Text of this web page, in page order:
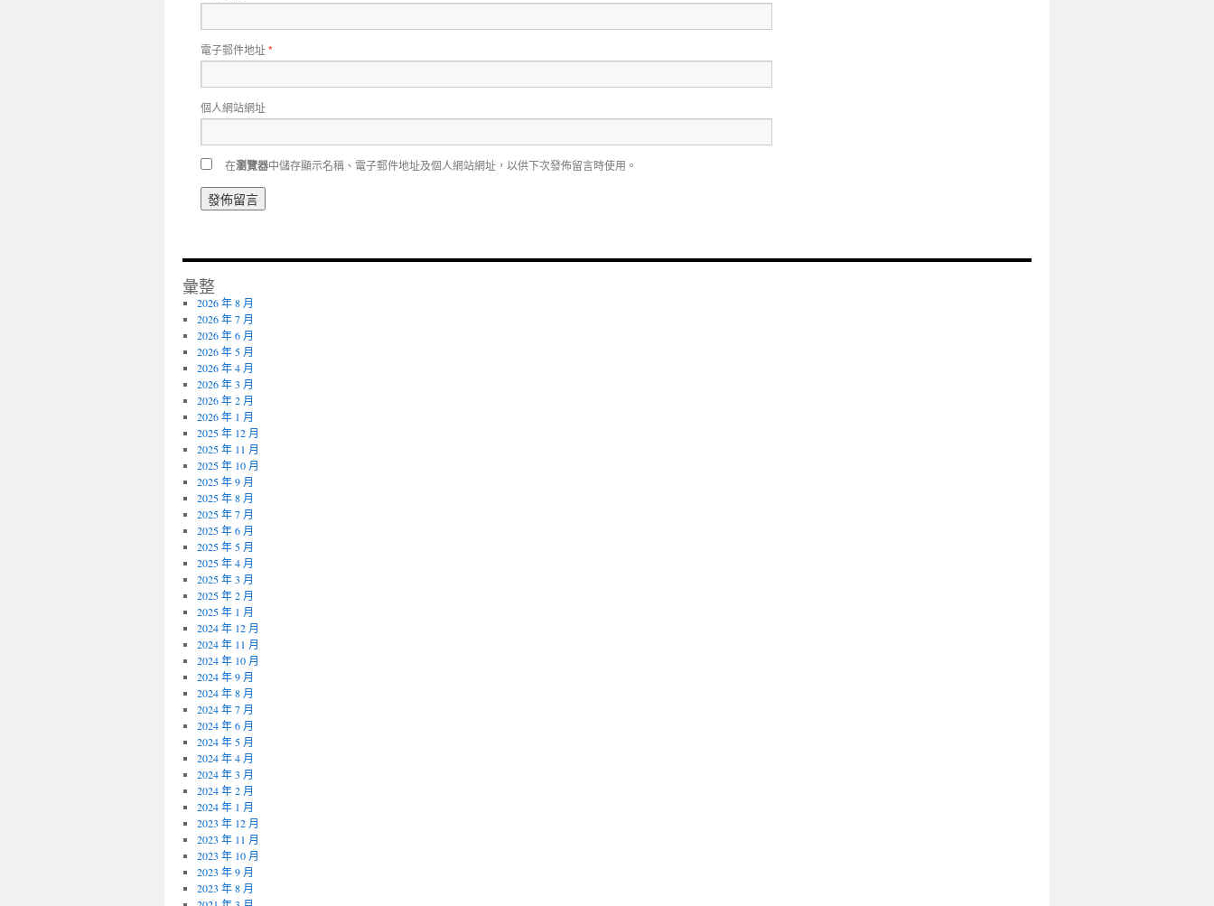
電子郵件地址*
個人網站網址
在瀏覽器中儲存顯示名稱、電子郵件地址及個人網站網址，以供下次發佈留言時使用。
彙整
2026 年 8 月
2026 年 7 月
2026 年 6 月
2026 年 5 月
2026 年 4 月
2026 年 3 月
2026 年 2 月
2026 年 1 月
2025 年 12 月
2025 年 11 月
2025 年 10 月
2025 年 9 月
2025 年 8 月
2025 年 7 月
2025 年 6 月
2025 年 5 月
2025 年 4 月
2025 年 3 月
2025 年 2 月
2025 年 1 月
2024 年 12 月
2024 年 11 月
2024 年 10 月
2024 年 9 月
2024 年 8 月
2024 年 7 月
2024 年 6 月
2024 年 5 月
2024 年 4 月
2024 年 3 月
2024 年 2 月
2024 年 1 月
2023 年 12 月
2023 年 11 月
2023 年 10 月
2023 年 9 月
2023 年 8 月